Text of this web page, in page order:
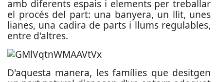
amb diferents espais i elements per treballar
el procés del part: una banyera, un llit, unes
lianes, una cadira de parts i llums regulables,
entre d'altres.
D'aquesta manera, les famílies que desitgen